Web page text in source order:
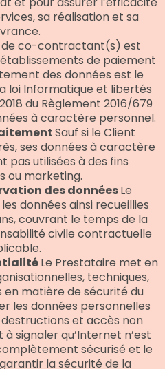
sa réalisation et sa
de co-contractant(s) est
de paiement
des données est le
loi Informatique et libertés
du Règlement 2016/679
à caractère personnel.
Sauf si le Client
ses données à caractère
pas utilisées à des fins
ou marketing.
des donnéesLe
données ainsi recueillies
couvrant le temps de la
civile contractuelle
Le Prestataire met en
techniques,
en matière de sécurité du
les données personnelles
et accès non
signaler qu’Internet n’est
sécurisé et le
la sécurité de la